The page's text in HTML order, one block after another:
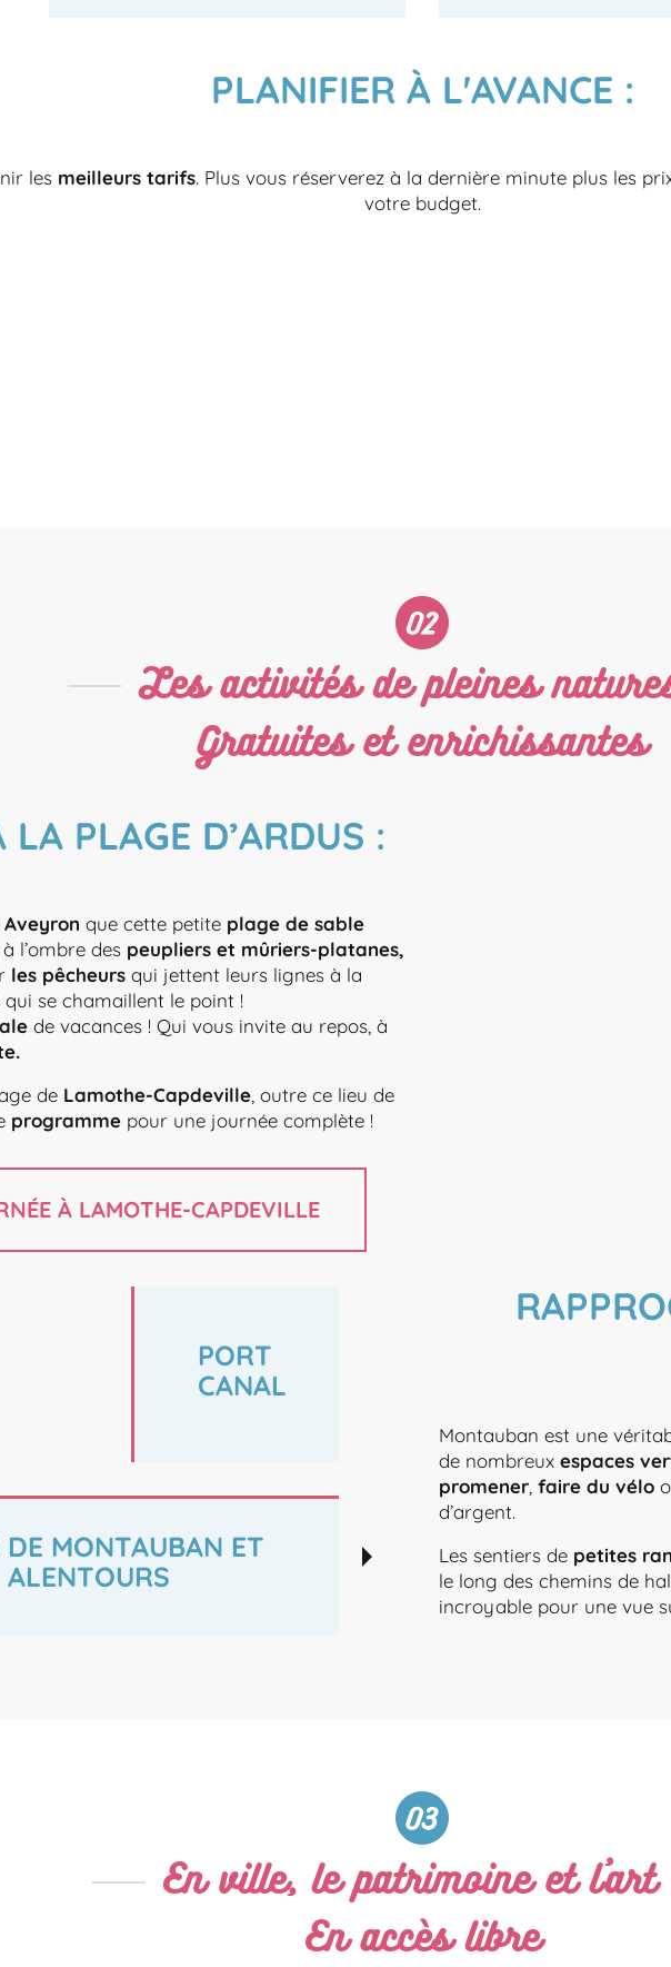
PLANIFIER À L'AVANCE :
les meilleurs tarifs. Plus vous réserverez à la dernière minute plus les
votre budget.
Les activités de pleines
Gratuites et enrichissantes
PLAGE D’ARDUS :
que cette petite plage de sable
à l’ombre des peupliers et mûriers-platanes,
les pêcheurs qui jettent leurs lignes à la
qui se chamaillent le point !
de vacances ! Qui vous invite au repos, à
de Lamothe-Capdeville , outre ce lieu de
programme pour une journée complète !
À LAMOTHE-CAPDEVILLE
PORT
CANAL
DE MONTAUBAN ET
ALENTOURS
À PIED À
Montauban est une
de nombreux espaces
promener, faire du vélo
d’argent.
Les sentiers de petites
le long des chemins de
incroyable pour une vue
En ville, le patrimoine et
En accès libre